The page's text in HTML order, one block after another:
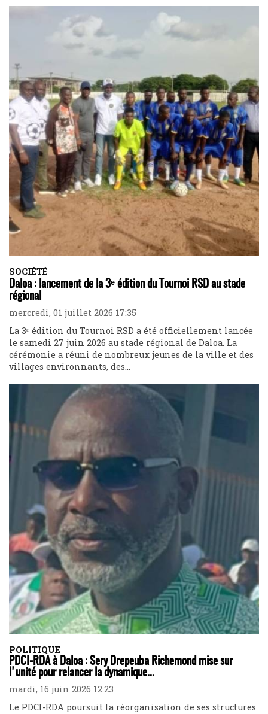
SOCIÉTÉ
Daloa : lancement de la 3ᵉ édition du Tournoi RSD au stade
régional
mercredi, 01 juillet 2026 17:35
La 3ᵉ édition du Tournoi RSD a été officiellement lancée
le samedi 27 juin 2026 au stade régional de Daloa. La
cérémonie a réuni de nombreux jeunes de la ville et des
villages environnants, des...
POLITIQUE
PDCI-RDA à Daloa : Sery Drepeuba Richemond mise sur
l'unité pour relancer la dynamique...
mardi, 16 juin 2026 12:23
Le PDCI-RDA poursuit la réorganisation de ses structures